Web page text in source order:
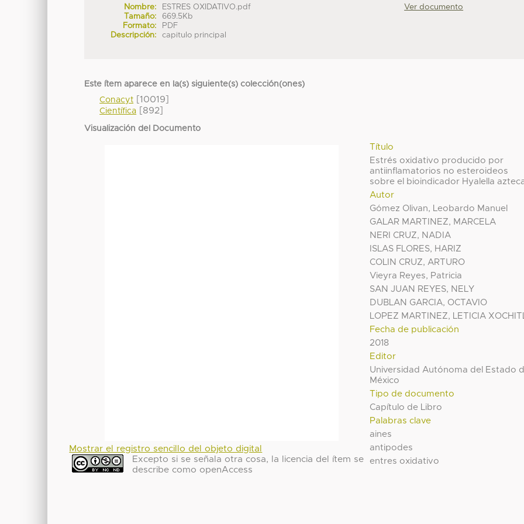
Nombre:
ESTRES OXIDATIVO.pdf
Tamaño:
669.5Kb
Formato:
PDF
Descripción:
capitulo principal
Ver documento
Este ítem aparece en la(s) siguiente(s) colección(ones)
Conacyt [10019]
Científica [892]
Visualización del Documento
Título
Estrés oxidativo producido por
antiinflamatorios no esteroideos
sobre el bioindicador Hyalella
Autor
Gómez Olivan, Leobardo Manuel
GALAR MARTINEZ, MARCELA
NERI CRUZ, NADIA
ISLAS FLORES, HARIZ
COLIN CRUZ, ARTURO
Vieyra Reyes, Patricia
SAN JUAN REYES, NELY
DUBLAN GARCIA, OCTAVIO
LOPEZ MARTINEZ, LETICIA
Fecha de publicación
2018
Editor
Universidad Autónoma del Estado
México
Tipo de documento
Capítulo de Libro
Palabras clave
aines
antipodes
entres oxidativo
Mostrar el registro sencillo del objeto digital
Excepto si se señala otra cosa, la licencia del ítem se
describe como openAccess